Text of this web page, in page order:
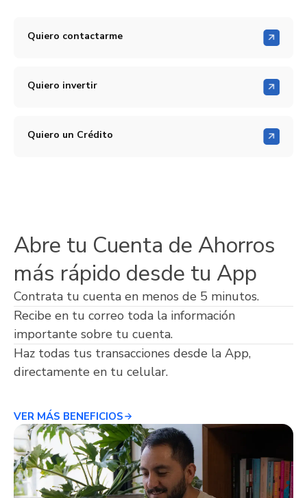
Quiero contactarme
Quiero invertir
Quiero un Crédito
Abre tu Cuenta de Ahorros
más rápido desde tu App
Contrata tu cuenta en menos de 5 minutos.
Recibe en tu correo toda la información
importante sobre tu cuenta.
Haz todas tus transacciones desde la App,
directamente en tu celular.
VER MÁS BENEFICIOS